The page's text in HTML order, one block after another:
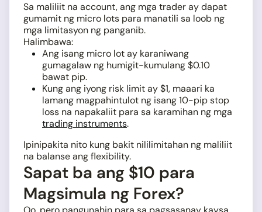
Sa maliliit na account, ang mga trader ay dapat
gumamit ng micro lots para manatili sa loob ng
mga limitasyon ng panganib.
Halimbawa:
Ang isang micro lot ay karaniwang
gumagalaw ng humigit-kumulang $0.10
bawat pip.
Kung ang iyong risk limit ay $1, maaari ka
lamang magpahintulot ng isang 10-pip stop
loss na napakaliit para sa karamihan ng mga
trading instruments.
Ipinipakita nito kung bakit nililimitahan ng maliliit
na balanse ang flexibility.
Sapat ba ang $10 para
Magsimula ng Forex?